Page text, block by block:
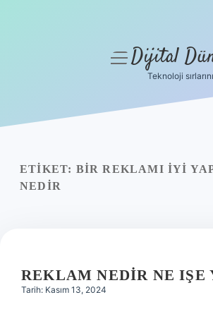
Yasal Uyarı
menüyüDijital
Teknoloji
ETIKET: BIR REKLAMI IYI
NEDIR
REKLAM NEDIR NE IŞE
Tarih: Kasım 13, 2024